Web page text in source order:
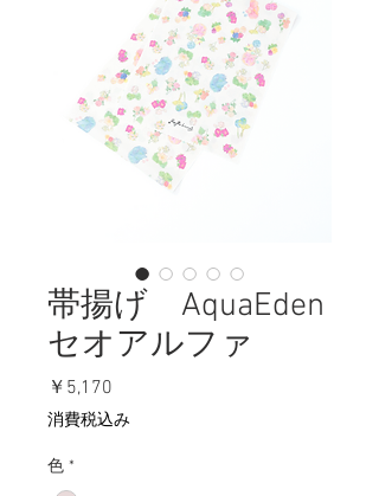
帯揚げ AquaEden
セオアルファ
￥5,170
格
消費税込み
色 *